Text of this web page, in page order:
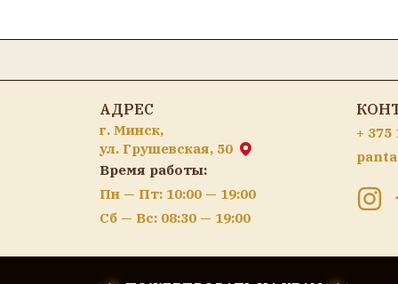
АДРЕС
г. Минск,
ул. Грушевская, 50
Время работы:
Пн — Пт: 10:00 — 19:00
Сб — Вс: 08:30 — 19:00
+ 375